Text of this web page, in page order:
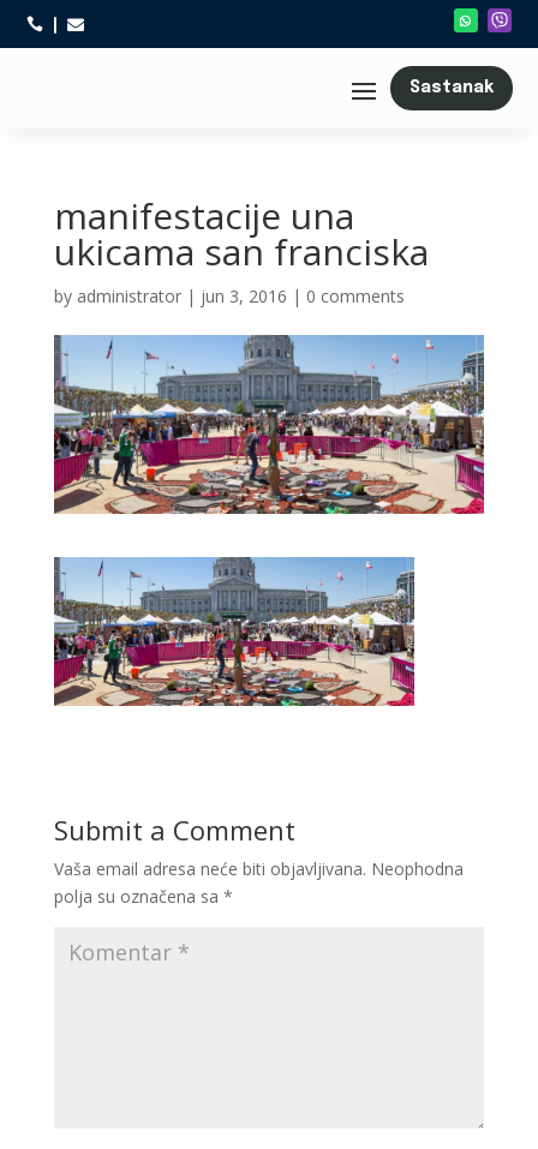
 
Sastanak
manifestacije una
ukicama san franciska
by administrator| jun 3, 2016 | 0 comments
Submit a Comment
Vaša email adresa neće biti objavljivana. Neophodna
polja su označena sa *